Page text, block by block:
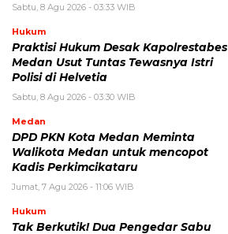
Sabtu, 8 Agu 2026 - 03:33 WIB
Hukum
Praktisi Hukum Desak Kapolrestabes
Medan Usut Tuntas Tewasnya Istri
Polisi di Helvetia
Sabtu, 8 Agu 2026 - 03:30 WIB
Medan
DPD PKN Kota Medan Meminta
Walikota Medan untuk mencopot
Kadis Perkimcikataru
Jumat, 7 Agu 2026 - 11:06 WIB
Hukum
Tak Berkutik! Dua Pengedar Sabu